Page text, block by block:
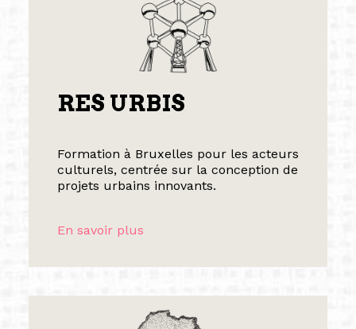
RES URBIS
Formation à Bruxelles pour les acteurs
culturels, centrée sur la conception de
projets urbains innovants.
En savoir plus